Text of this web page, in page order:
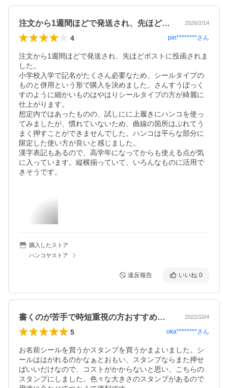
注文から1週間ほどで発送され、先ほどポ… 2026/2/14
4 pin********さん
注文から1週間ほどで発送され、先ほどポストに投函されま
した。
小学校入学で記名がたくさん必要なため、シールタイプの
ものと併用という形で購入を決めました。さんすうぼっく
すのように細かいものはやはりシールタイプの方が綺麗に
仕上がります。
想定内ではあったものの、試しにに上履きにハンコを使っ
てみましたが、慣れていないため、曲線の箇所はぶれてう
まく押すことができませんでした。ハンコは平らな部分に
限定した使い方が良いと感じました。
漢字表記もあるので、高学年になってからも使える点が気
に入っています。縦横揃っていて、いろんなものに活用で
きそうです。
購入したストア
ハンコヤストア
違反報告 いいね 0
書くのが苦手で時短重視の方おすすめです 2022/10/4
5 oka********さん
お名前シールを買うかスタンプを買うかまよいました。シ
ールははがれるのかなぁとおもい、スタンプならまた押せ
ばいいだけなので、コストがかからないと思い、こちらの
スタンプにしました。色々な大きさのスタンプがあるので